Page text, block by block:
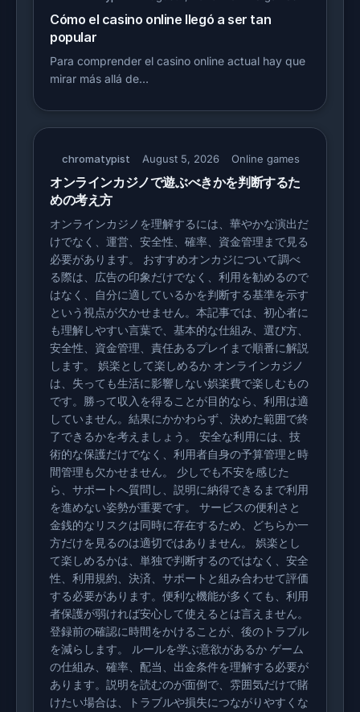
Cómo el casino online llegó a ser tan
popular
Para comprender el casino online actual hay que
mirar más allá de…
chromatypist August 5, 2026 Online games
オンラインカジノで遊ぶべきかを判断するた
めの考え方
オンラインカジノを理解するには、華やかな演出だ
けでなく、運営、安全性、確率、資金管理まで見る
必要があります。 おすすめオンカジについて調べ
る際は、広告の印象だけでなく、利用を勧めるので
はなく、自分に適しているかを判断する基準を示す
という視点が欠かせません。本記事では、初心者に
も理解しやすい言葉で、基本的な仕組み、選び方、
安全性、資金管理、責任あるプレイまで順番に解説
します。 娯楽として楽しめるか オンラインカジノ
は、失っても生活に影響しない娯楽費で楽しむもの
です。勝って収入を得ることが目的なら、利用は適
していません。結果にかかわらず、決めた範囲で終
了できるかを考えましょう。 安全な利用には、技
術的な保護だけでなく、利用者自身の予算管理と時
間管理も欠かせません。 少しでも不安を感じた
ら、サポートへ質問し、説明に納得できるまで利用
を進めない姿勢が重要です。 サービスの便利さと
金銭的なリスクは同時に存在するため、どちらか一
方だけを見るのは適切ではありません。 娯楽とし
て楽しめるかは、単独で判断するのではなく、安全
性、利用規約、決済、サポートと組み合わせて評価
する必要があります。便利な機能が多くても、利用
者保護が弱ければ安心して使えるとは言えません。
登録前の確認に時間をかけることが、後のトラブル
を減らします。 ルールを学ぶ意欲があるか ゲーム
の仕組み、確率、配当、出金条件を理解する必要が
あります。説明を読むのが面倒で、雰囲気だけで賭
けたい場合は、トラブルや損失につながりやすくな